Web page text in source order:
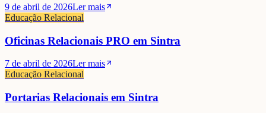
9 de abril de 2026Ler mais
Educação Relacional
Oficinas Relacionais PRO em Sintra
7 de abril de 2026Ler mais
Educação Relacional
Portarias Relacionais em Sintra